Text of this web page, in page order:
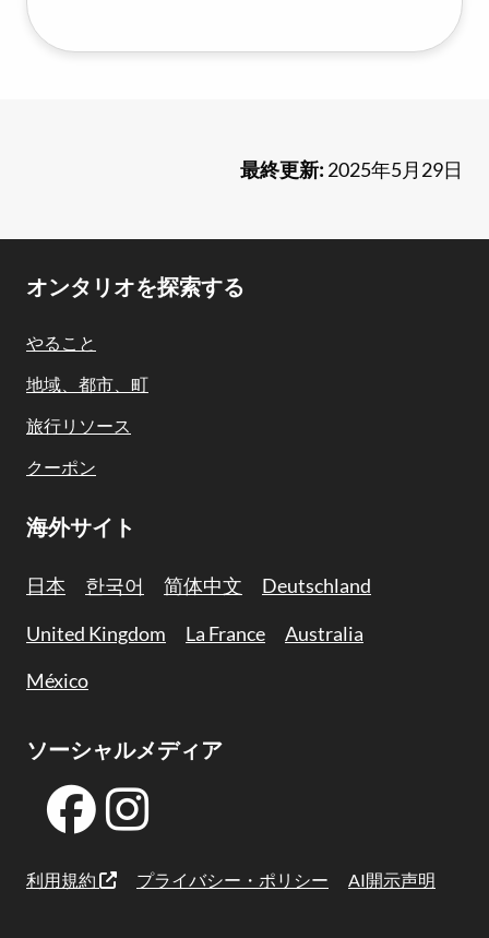
最終更新: 2025年5月29日
Footer
Navigation
オンタリオを探索する
やること
地域、都市、町
旅行リソース
クーポン
海外サイト
日本 한국어 简体中文
Deutschland
United Kingdom
La France
Australia
México
利用規約 プライバシー・ポリシー AI開示声明
ソーシャルメディア